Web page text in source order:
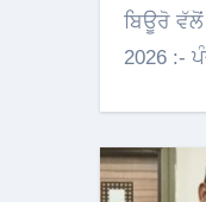
ਬਿਊਰੋ ਵੱਲੋਂ
2026 :-